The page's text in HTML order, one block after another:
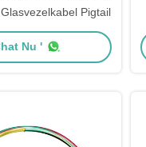
Pigtail
Nu '